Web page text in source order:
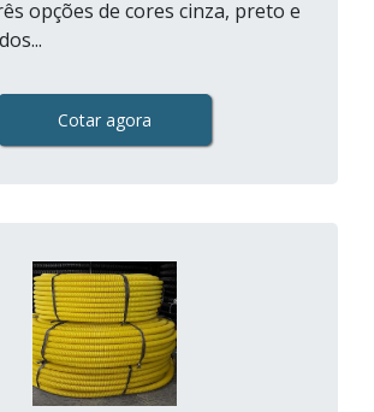
opções de cores cinza, preto e
Cotar agora